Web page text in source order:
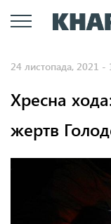
24 листопада, 2021 -
Хресна
жертв